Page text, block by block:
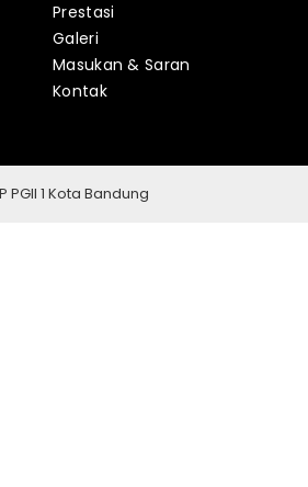
Prestasi
Galeri
Masukan & Saran
Kontak
PGII 1 Kota Bandung